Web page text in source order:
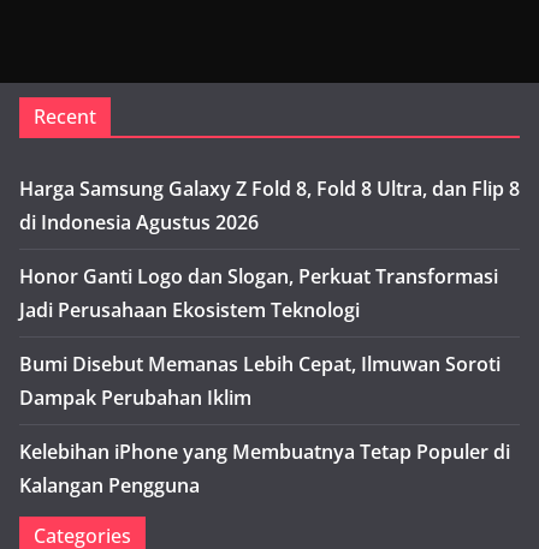
Recent
Harga Samsung Galaxy Z Fold 8, Fold 8 Ultra, dan Flip 8
di Indonesia Agustus 2026
Honor Ganti Logo dan Slogan, Perkuat Transformasi
Jadi Perusahaan Ekosistem Teknologi
Bumi Disebut Memanas Lebih Cepat, Ilmuwan Soroti
Dampak Perubahan Iklim
Kelebihan iPhone yang Membuatnya Tetap Populer di
Kalangan Pengguna
Categories